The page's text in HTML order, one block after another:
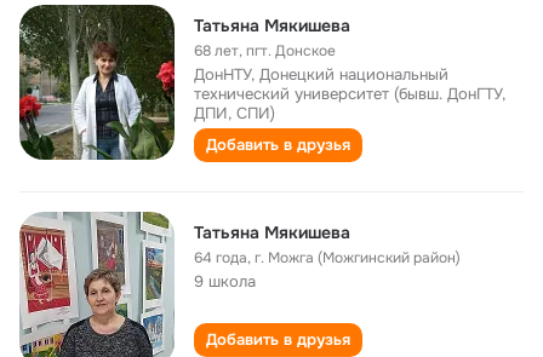
Татьяна Мякишева
68 лет,пгт. Донское
ДонНТУ, Донецкий национальный
технический университет (бывш. ДонГТУ,
ДПИ, СПИ)
Добавить в друзья
Татьяна Мякишева
64 года,г. Можга (Можгинский район)
9 школа
Добавить в друзья